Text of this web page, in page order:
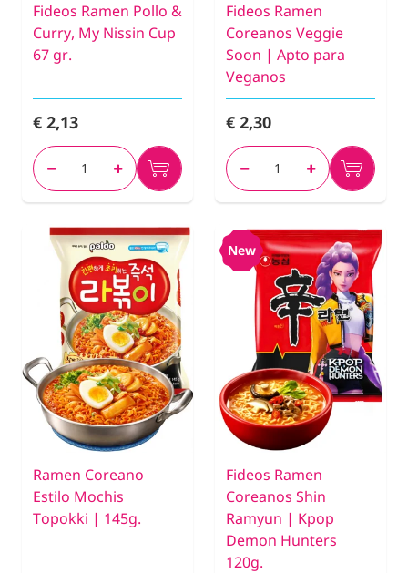
Fideos Ramen Pollo &
Curry, My Nissin Cup
67 gr.
€ 2,13
Fideos Ramen
Coreanos Veggie
Soon | Apto para
Veganos
€ 2,30
Ramen Coreano
Estilo Mochis
Topokki | 145g.
New
Fideos Ramen
Coreanos Shin
Ramyun | Kpop
Demon Hunters
120g.